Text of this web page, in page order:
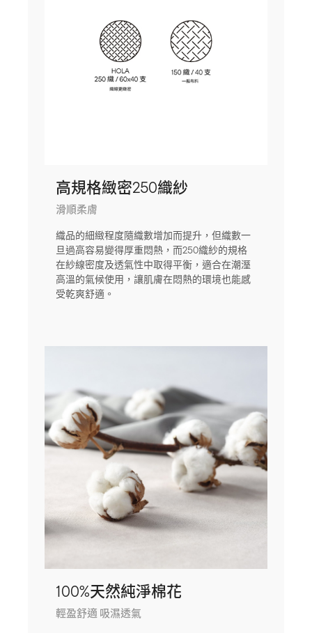
高規格緻密250織紗
滑順柔膚
織品的細緻程度隨織數增加而提升，但織數一
旦過高容易變得厚重悶熱，而250織紗的規格
在紗線密度及透氣性中取得平衡，適合在潮溼
高溫的氣候使用，讓肌膚在悶熱的環境也能感
受乾爽舒適。
100%天然純淨棉花
輕盈舒適 吸濕透氣